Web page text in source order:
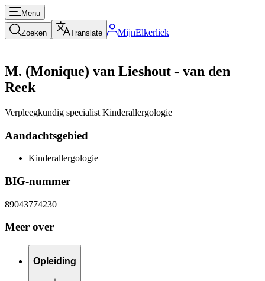
Menu
Zoeken Translate MijnElkerliek
M. (Monique) van Lieshout - van den
Reek
Verpleegkundig specialist Kinderallergologie
Aandachtsgebied
Kinderallergologie
BIG-nummer
89043774230
Meer over
Opleiding